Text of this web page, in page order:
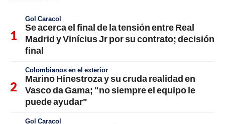
Gol Caracol
Se acerca el final de la tensión entre Real
Madrid y Vinícius Jr por su contrato; decisión
final
Colombianos en el exterior
Marino Hinestroza y su cruda realidad en
Vasco da Gama; "no siempre el equipo le
puede ayudar"
Gol Caracol